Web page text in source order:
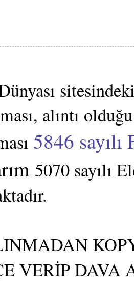
alıntı
5846 sayılı
5070 sayılı
VERİP